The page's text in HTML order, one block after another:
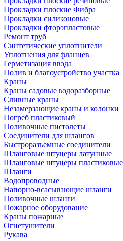
Прокладки плоские Фибра
Прокладки силиконовые
Прокладки фторопластовые
Ремонт труб
Синтетические уплотнители
Уплотнения для фланцев
Герметизация ввода
Полив и благоустройство участка
Краны
Краны садовые водоразборные
Сливные краны
Незамерзающие краны и колонки
Погреб пластиковый
Поливочные пистолеты
Соединители для шлангов
Быстроразъемные соединители
Шланговые штуцеры латунные
Шланговые штуцеры пластиковые
Шланги
Водопроводные
Напорно-всасывающие шланги
Поливочные шланги
Пожарное оборудование
Краны пожарные
Огнетушители
Рукава